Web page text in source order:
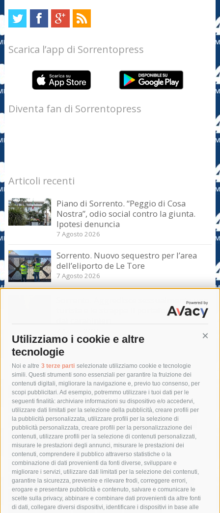
Utilizziamo i cookie e altre
tecnologie
Noi e altre 3 terze parti selezionate utilizziamo cookie e tecnologie
simili. Questi strumenti sono essenziali per garantire la fruizione dei
contenuti digitali, migliorare la navigazione e, previo tuo consenso, per
scopi pubblicitari. Ad esempio, potremmo utilizzare i tuoi dati per le
seguenti finalità: archiviare informazioni su dispositivo e/o accedervi,
utilizzare dati limitati per la selezione della pubblicità, creare profili per
la pubblicità personalizzata, utilizzare profili per la selezione di
pubblicità personalizzata, creare profili per la personalizzazione dei
contenuti, utilizzare profili per la selezione di contenuti personalizzati,
misurare le prestazioni degli annunci, misurare le prestazioni dei
contenuti, comprendere il pubblico attraverso statistiche o la
combinazione di dati provenienti da fonti diverse, sviluppare e
migliorare i servizi, utilizzare dati limitati per la selezione dei contenuti,
garantire la sicurezza, prevenire e rilevare frodi, correggere errori,
erogare e presentare pubblicità e contenuto, salvare e comunicare le
scelte sulla privacy, abbinare e combinare dati provenienti da altre fonti
di dati, collegare diversi dispositivi, identificare i dispositivi in base alle
Scarica l’app di Sorrentopress
Diventa fan di Sorrentopress
Articoli recenti
Piano di Sorrento. “Peggio di Cosa
Nostra”, odio social contro la giunta.
Ipotesi denuncia
7 Agosto 2026
Sorrento. Nuovo sequestro per l’area
dell’eliporto de Le Tore
7 Agosto 2026
Sorrento. Aggredisce sessualmente una
turista e le strappa il portafogli, fermato
Tag
acqua allerta meteo
anas
area marina protetta di punta campanella
arresto
Asl Napoli 3 sud
capitaneria di porto capri
carabinieri
castellammare di stabia
circumvesuviana
comune di sorrento
concerto
contagi
costiera amalfitana
covid-19 eav
elezioni
fondazione sorrento
gori guardia costiera
incidente
lavori
lorenzo balducelli mare
massa lubrense
massimo coppola
Meta napoli ordinanza